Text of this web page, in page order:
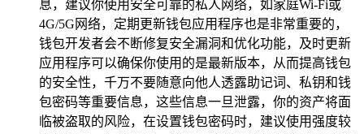
息，建议你使用安全可靠的私人网络，如家庭Wi-Fi或
4G/5G网络，定期更新钱包应用程序也是非常重要的，
钱包开发者会不断修复安全漏洞和优化功能，及时更新
应用程序可以确保你使用的是最新版本，从而提高钱包
的安全性，千万不要随意向他人透露助记词、私钥和钱
包密码等重要信息，这些信息一旦泄露，你的资产将面
临被盗取的风险，在设置钱包密码时，建议使用强度较